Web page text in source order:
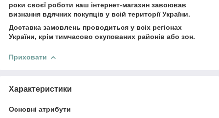
роки своєї роботи наш інтернет-магазин завоював
визнання вдячних покупців у всій території України.
Доставка замовлень проводиться у всіх регіонах
України, крім тимчасово окупованих районів або зон.
Приховати
Характеристики
Основні атрибути